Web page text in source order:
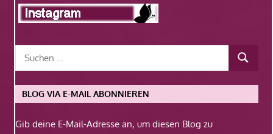
BLOG VIA E-MAIL ABONNIEREN
Gib deine E-Mail-Adresse an, um diesen Blog zu